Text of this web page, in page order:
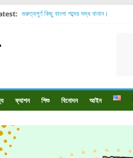
গুরুত্বপূর্ণ কিছু বাংলা শব্দের শুদ্ধ বানান।
ফ্যাশন শিশু বিনোদন আইন